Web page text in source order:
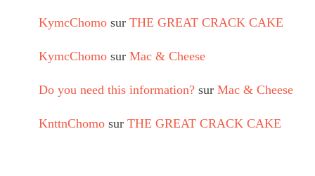
KymcChomo sur THE GREAT CRACK CAKE
KymcChomo sur Mac & Cheese
Do you need this information? sur Mac & Cheese
KnttnChomo sur THE GREAT CRACK CAKE